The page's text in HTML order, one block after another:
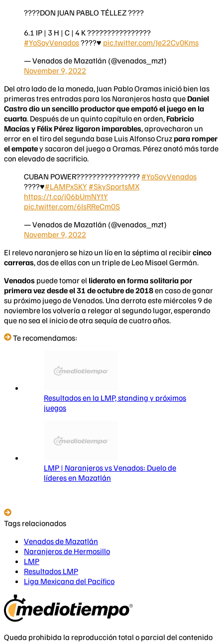
????DON JUAN PABLO TÉLLEZ ????
6.1 IP | 3 H | C | 4 K ????????????????
#YoSoyVenados????♥️ pic.twitter.com/Je22Cv0Kms
— Venados de Mazatlán (@venados_mzt)
November 9, 2022
Del otro lado de la moneda, Juan Pablo Oramas inició bien las
primeras tres entradas para los Naranjeros hasta que Daniel
Castro dio un sencillo productor que empató el juego en la
cuarta. Después de un quinto capítulo en orden, Fabricio
Macías y Félix Pérez ligaron imparables, aprovecharon un
error en el tiro del segunda base Luis Alfonso Cruz para romper
el empatey sacaron del juego a Oramas. Pérez anotó más tarde
con elevado de sacrificio.
CUBAN POWER???????????????? #YoSoyVenados
????♥️#LAMPxSKY #SkySportsMX
https://t.co/j06bUmNYtY
pic.twitter.com/6IsRReCm0S
— Venados de Mazatlán (@venados_mzt)
November 9, 2022
El relevo naranjero se hizo un lío en la séptima al recibircinco
carreras, dos de ellas con un triple de Leo Misael Germán.
Venados puede tomar el liderato en forma solitaria por
primera vez desde el 31 de octubre de 2018en caso de ganar
su próximo juego de Venados. Una derrota este miércoles 9 de
noviembre los volvería a relegar al segundo lugar, esperando
que no sea el inicio de otra sequía de cuatro años.
Te recomendamos:
Resultados en la LMP, standing y próximos
juegos
LMP | Naranjeros vs Venados: Duelo de
líderes en Mazatlán
Tags relacionados
Venados de Mazatlán
Naranjeros de Hermosillo
LMP
Resultados LMP
Liga Mexicana del Pacífico
Queda prohibida la reproducción total o parcial del contenido